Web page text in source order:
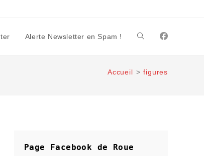
Alerte Newsletter en Spam ! Toggle
website
Accueil > figures
Page Facebook de Roue